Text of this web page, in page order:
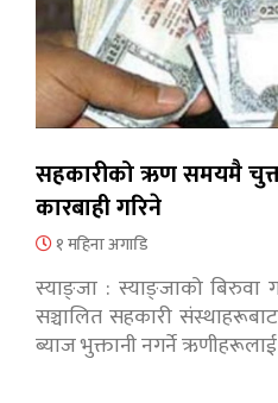
सहकारीको ऋण समयमै
कारबाही गरिने
१ महिना अगाडि
स्याङ्जा : स्याङ्जाको बिरुवा
सञ्चालित सहकारी
ब्याज भुक्तानी नगर्ने